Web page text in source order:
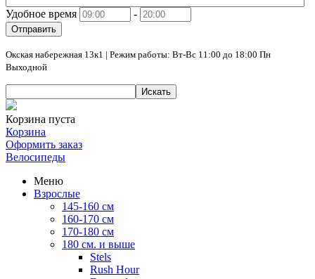
Удобное время -
Отправить
Окская набережная 13к1 | Режим работы: Вт-Вс 11:00 до 18:00 Пн
Выходной
Искать
Корзина пуста
Корзина
Оформить заказ
Велосипеды
Меню
Взрослые
145-160 см
160-170 см
170-180 см
180 см. и выше
Stels
Rush Hour